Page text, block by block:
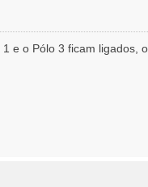
e o Pólo 3 ficam ligados, o